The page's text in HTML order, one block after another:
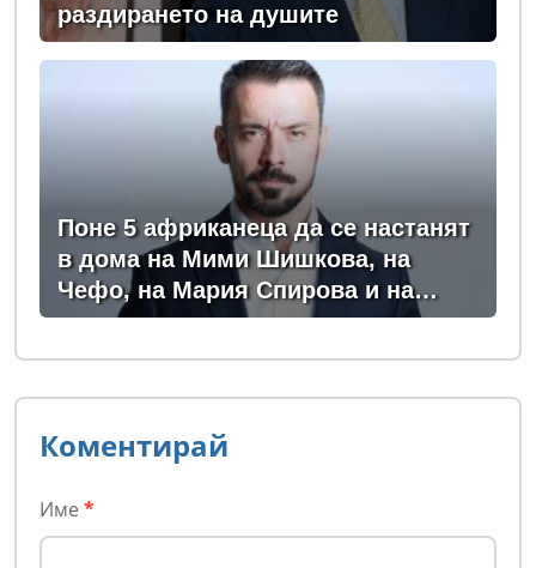
раздирането на душите
Поне 5 африканеца да се настанят
в дома на Мими Шишкова, на
Чефо, на Мария Спирова и на
Христо Комарницки
Коментирай
Име *